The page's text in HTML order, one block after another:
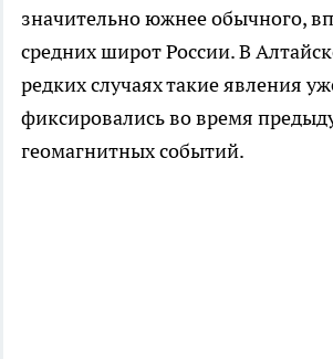
значительно южнее обычного,
средних широт России. В
редких случаях такие явления
фиксировались во время
геомагнитных событий.